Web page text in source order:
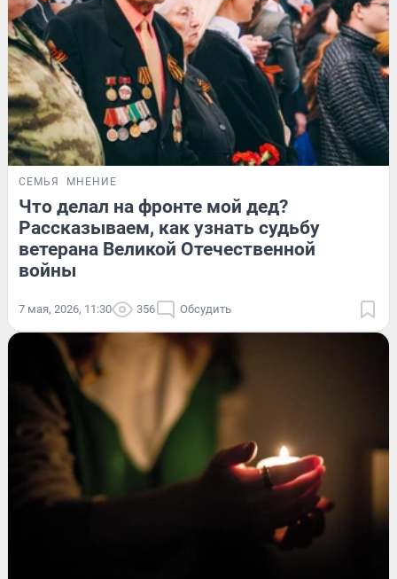
СЕМЬЯ МНЕНИЕ
Что делал на фронте мой дед?
Рассказываем, как узнать судьбу
ветерана Великой Отечественной
войны
7 мая, 2026, 11:30 356 Обсудить